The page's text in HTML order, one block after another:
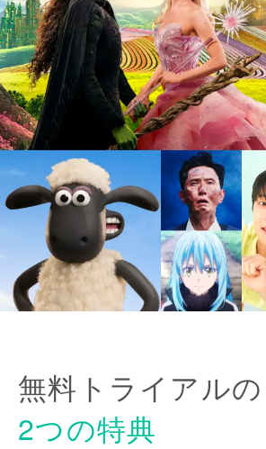
無料トライアルの
2つの特典